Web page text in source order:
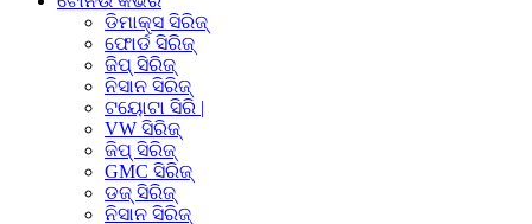
ଡିମାକ୍ସ ସିରିଜ୍
ଫୋର୍ଡ ସିରିଜ୍
ଜିପ୍ ସିରିଜ୍
ନିସାନ ସିରିଜ୍
ଟୟୋଟା ସିରି |
VW ସିରିଜ୍
ଜିପ୍ ସିରିଜ୍
GMC ସିରିଜ୍
ଡଜ୍ ସିରିଜ୍
ନିସାନ ସିରିଜ୍